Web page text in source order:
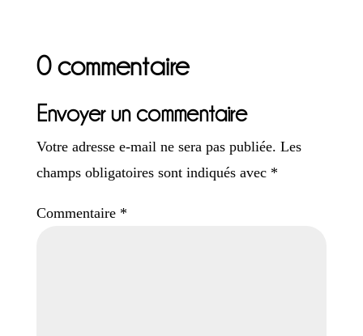
0 commentaire
Envoyer un commentaire
Votre adresse e-mail ne sera pas publiée. Les
champs obligatoires sont indiqués avec *
Commentaire *